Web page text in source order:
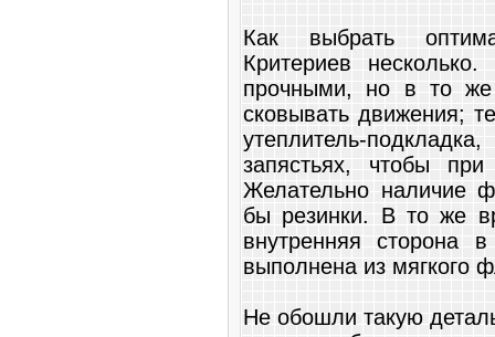
Как выбрать
Критериев
прочными, но в то
сковывать движения;
утеплитель-
запястьях, чтобы
Желательно наличие
бы резинки. В то же
внутренняя сторона
выполнена из мягкого
Не обошли такую